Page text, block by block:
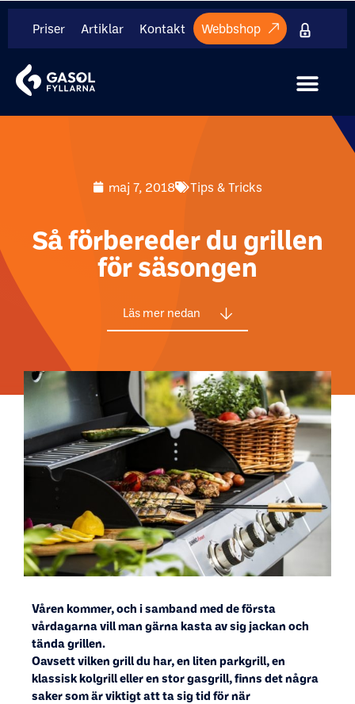
Priser Artiklar Kontakt Webbshop Internt
maj 7, 2018 Tips & Tricks
Så förbereder du grillen
för säsongen
Läs mer nedan
Våren kommer, och i samband med de första
vårdagarna vill man gärna kasta av sig jackan och
tända grillen.
Oavsett vilken grill du har, en liten parkgrill, en
klassisk kolgrill eller en stor gasgrill, finns det några
saker som är viktigt att ta sig tid för när